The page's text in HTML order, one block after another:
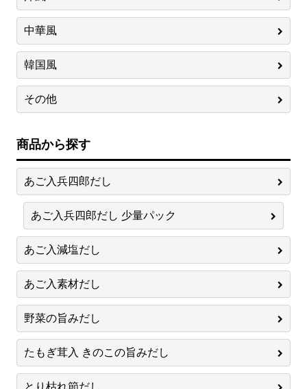
中華風
韓国風
その他
商品から探す
あご入兵四郎だし
あご入兵四郎だし 少量パック
あご入減塩だし
あご入素材だし
野菜の旨みだし
たもぎ茸入 きのこの旨みだし